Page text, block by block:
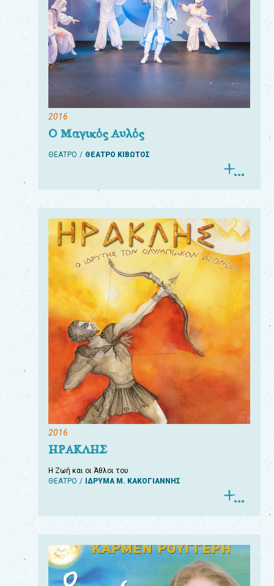
2016
Ο Μαγικός Αυλός
ΘΕΑΤΡΟ ΘΕΑΤΡΟ ΚΙΒΩΤΟΣ
2016
ΗΡΑΚΛΗΣ
Η Ζωή και οι Άθλοι του
ΘΕΑΤΡΟ
ΙΔΡΥΜΑ Μ. ΚΑΚΟΓΙΑΝΝΗΣ